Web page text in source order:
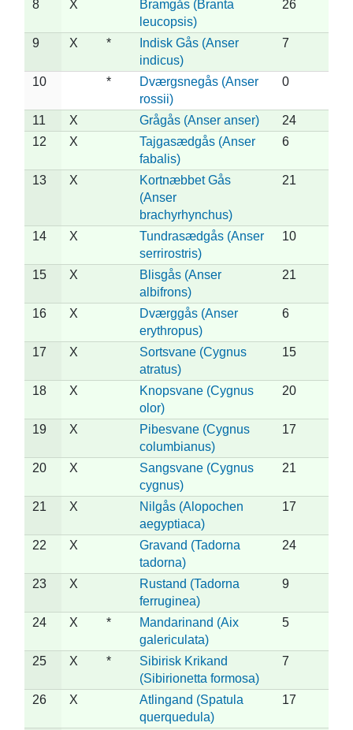
8 X
Bramgås (Branta
leucopsis)
26
9 X *
Indisk Gås (Anser
indicus)
7
10 *
Dværgsnegås (Anser
rossii)
0
11 X Grågås (Anser anser)
24
12
X
Tajgasædgås (Anser
fabalis)
6
13 X
Kortnæbbet Gås
(Anser
brachyrhynchus)
21
14 X
Tundrasædgås (Anser
serrirostris)
10
15 X
Blisgås (Anser
albifrons)
21
16 X
Dværggås (Anser
erythropus)
6
17 X
Sortsvane (Cygnus
atratus)
15
18 X
Knopsvane (Cygnus
olor)
20
19 X
Pibesvane (Cygnus
columbianus)
17
20 X
Sangsvane (Cygnus
cygnus)
21
21 X
Nilgås (Alopochen
aegyptiaca)
17
22 X
Gravand (Tadorna
tadorna)
24
23 X
Rustand (Tadorna
ferruginea)
9
24 X *
Mandarinand (Aix
galericulata)
5
25 X *
Sibirisk Krikand
(Sibirionetta formosa)
7
26 X
Atlingand (Spatula
querquedula)
17